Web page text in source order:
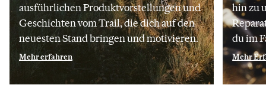
ausführlichen Produktvorstellungen und
Geschichten vom Trail, die dich auf den
neuesten Stand bringen und motivieren.
Mehr erfahren
hin zu
du im
Mehr